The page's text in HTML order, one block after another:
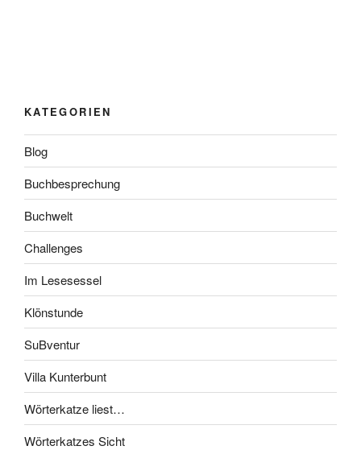
KATEGORIEN
Blog
Buchbesprechung
Buchwelt
Challenges
Im Lesesessel
Klönstunde
SuBventur
Villa Kunterbunt
Wörterkatze liest…
Wörterkatzes Sicht